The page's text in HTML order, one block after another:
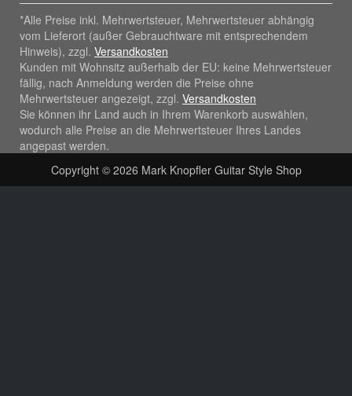
*Alle Preise inkl. Mehrwertsteuer, Mehrwertsteuer abhängig
vom Lieferort (außer Gebrauchtware mit entsprechendem
Hinweis), zzgl. Versandkosten
Kunden mit Wohnsitz außerhalb der EU: keine Mehrwertsteuer
fällig, nach Anmeldung werden die Preise ohne
Mehrwertsteuer angezeigt, zzgl. Versandkosten
Sie können ihr Land auch in Ihrem Warenkorb auswählen,
wodurch alle Preise an die Mehrwertsteuer Ihres Landes
angepast werden.
Copyright © 2026 Mark Knopfler Guitar Style Shop